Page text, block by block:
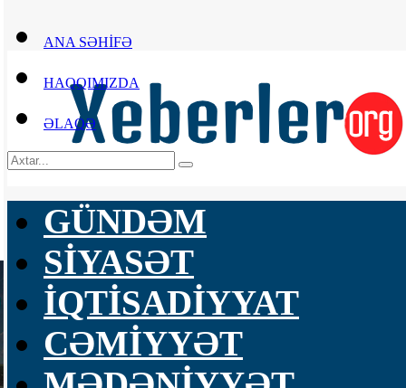
ANA SƏHİFƏ
HAQQIMIZDA
ƏLAQƏ
GÜNDƏM
SİYASƏT
İQTİSADİYYAT
CƏMİYYƏT